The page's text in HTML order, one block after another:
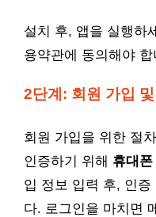
설치 후, 앱을 실행하
용약관에 동의해야 합
2단계: 회원 가입
회원 가입을 위한 절
인증하기 위해 휴대
입 정보 입력 후, 인증
다. 로그인을 마치면